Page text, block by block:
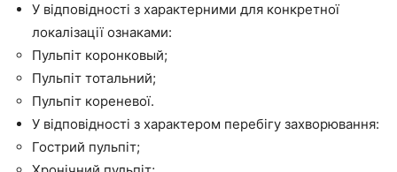
У відповідності з характерними для конкретної
локалізації ознаками:
Пульпіт коронковый;
Пульпіт тотальний;
Пульпіт кореневої.
У відповідності з характером перебігу захворювання:
Гострий пульпіт;